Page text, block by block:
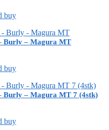
buy
Burly – Magura MT
buy
Burly – Magura MT 7 (4stk)
buy